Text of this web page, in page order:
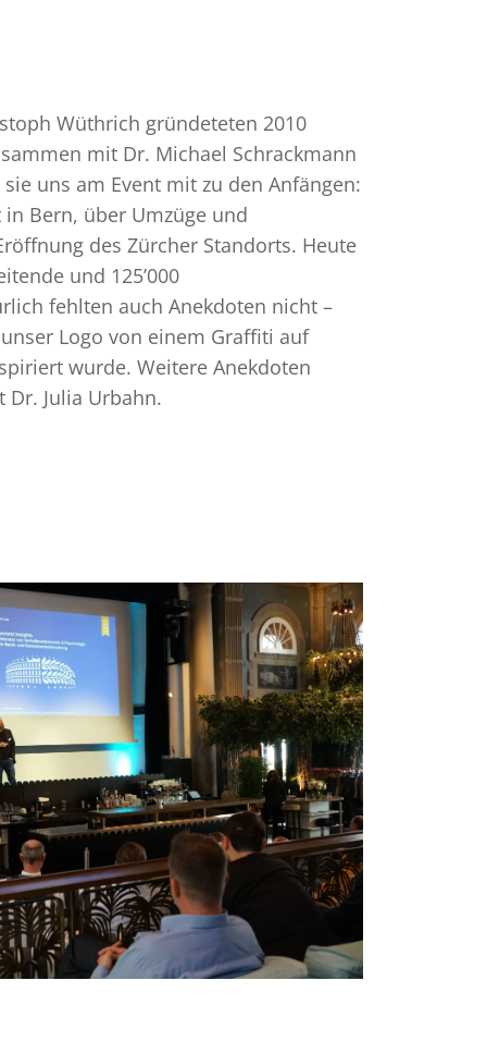
Wüthrich gründeteten 2010
mit Dr. Michael Schrackmann
uns am Event mit zu den Anfängen:
Bern, über Umzüge und
des Zürcher Standorts. Heute
und 125’000
fehlten auch Anekdoten nicht –
Logo von einem Graffiti auf
wurde. Weitere Anekdoten
Julia Urbahn.